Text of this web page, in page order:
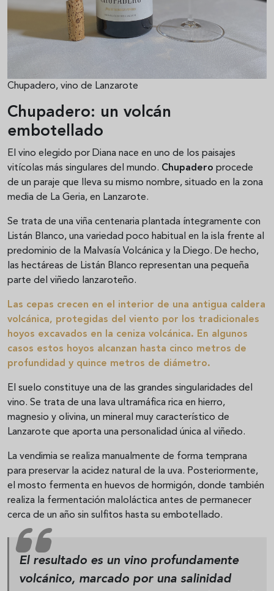
Chupadero, vino de Lanzarote
Chupadero: un volcán
embotellado
El vino elegido por Diana nace en uno de los paisajes
vitícolas más singulares del mundo. Chupadero procede
de un paraje que lleva su mismo nombre, situado en la zona
media de La Geria, en Lanzarote.
Se trata de una viña centenaria plantada íntegramente con
Listán Blanco, una variedad poco habitual en la isla frente al
predominio de la Malvasía Volcánica y la Diego. De hecho,
las hectáreas de Listán Blanco representan una pequeña
parte del viñedo lanzaroteño.
Las cepas crecen en el interior de una antigua caldera
volcánica, protegidas del viento por los tradicionales
hoyos excavados en la ceniza volcánica. En algunos
casos estos hoyos alcanzan hasta cinco metros de
profundidad y quince metros de diámetro.
El suelo constituye una de las grandes singularidades del
vino. Se trata de una lava ultramáfica rica en hierro,
magnesio y olivina, un mineral muy característico de
Lanzarote que aporta una personalidad única al viñedo.
La vendimia se realiza manualmente de forma temprana
para preservar la acidez natural de la uva. Posteriormente,
el mosto fermenta en huevos de hormigón, donde también
realiza la fermentación maloláctica antes de permanecer
cerca de un año sin sulfitos hasta su embotellado.
El resultado es un vino profundamente
volcánico, marcado por una salinidad